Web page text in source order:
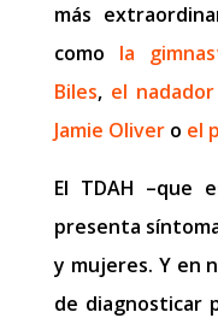
más
como la
Biles, el
Jamie Olivero el
El TDAH –que
presenta
y mujeres. Y en
de diagnosticar